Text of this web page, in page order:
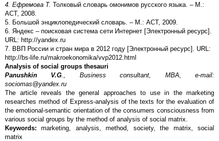
4. Ефремова Т. Толковый словарь омонимов русского языка. – М.:
АСТ, 2008.
5. Большой энциклопедический словарь. – М.: АСТ, 2009.
6. Яндекс – поисковая система сети Интернет [Электронный ресурс].
URL: http://yandex.ru
7. ВВП России и стран мира в 2012 году [Электронный ресурс]. URL:
http://bs-life.ru/makroekonomika/vvp2012.html
Analysis of social groups thesauri
Panushkin V.G ., Business consultant, MBA, e-mail:
sociomas@yandex.ru
The article reveals the general approaches to use in the marketing
researches method of Express-analysis of the texts for the evaluation of
the emotional-semantic orientation of the consumers consciousness from
various social groups by the method of analysis of social matrix.
Keywords:marketing, analysis, method, society, the matrix, social
matrix